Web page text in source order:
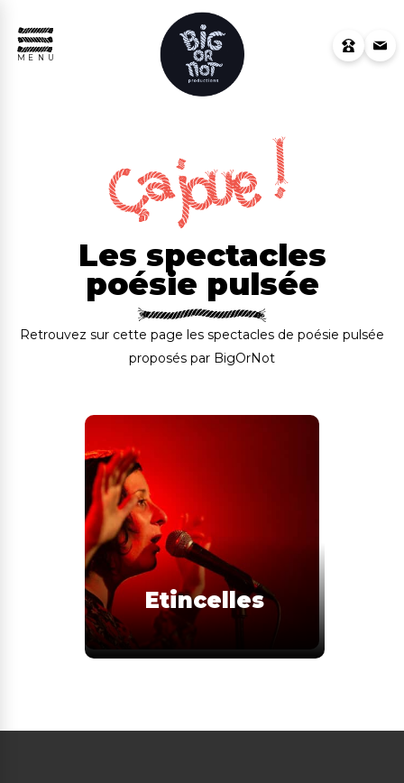
MENU
Les spectacles
poésie pulsée
Retrouvez sur cette page les spectacles de poésie pulsée
proposés par BigOrNot
Etincelles